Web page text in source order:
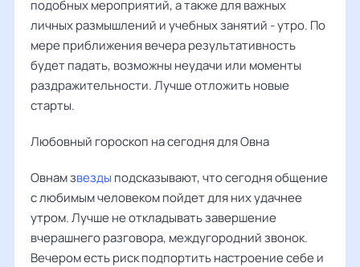
подобных мероприятий, а также для важных
личных размышлений и учебных занятий - утро. По
мере приближения вечера результативность
будет падать, возможны неудачи или моменты
раздражительности. Лучше отложить новые
старты.
Любовный гороскоп на сегодня для Овна
Овнам звезды подсказывают, что сегодня общение
с любимым человеком пойдет для них удачнее
утром. Лучше не откладывать завершение
вчерашнего разговора, междугородний звонок.
Вечером есть риск подпортить настроение себе и